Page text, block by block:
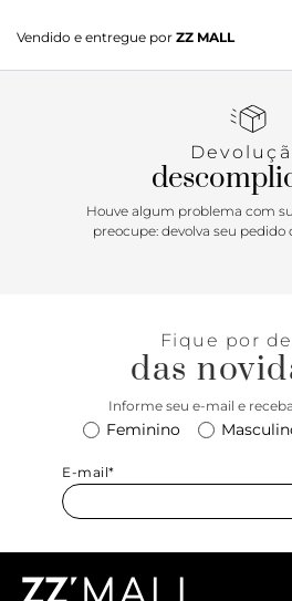
mostram que podem ser sexy e
minimalista, é glamurosa e
assimétrica. Não importa o seu
Vendido e entregue por ZZ MALL
Houve algum problema com
preocupe: devolva seu
Fique por
das
Informe seu e-mail e
Feminino
E-mail*